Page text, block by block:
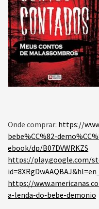
Onde comprar: https://
bebe%CC%82-
ebook/dp/B07DVWRKZS
https://play.google.com/
https://
a-lenda-do-bebe-demonio